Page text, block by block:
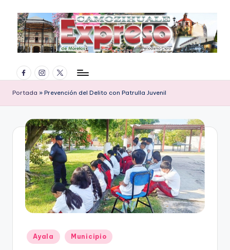
Saltar
contenido
x
p
e
o
d
M
FacebookInstagram
Twitter
Portada » Prevención del Delito con Patrulla Juvenil
Publicado
en
Ayala Municipio